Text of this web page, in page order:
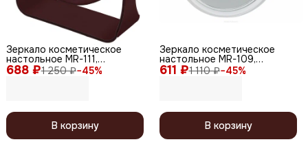
688 ₽1 250 ₽−45%
Зеркало косметическое
настольное MR-111,
янтарный
В корзину
611 ₽1 110 ₽−45%
Зеркало косметическое
настольное MR-109,
прозрачный
В корзину